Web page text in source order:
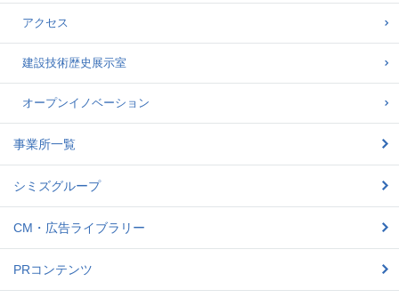
アクセス
建設技術歴史展示室
オープンイノベーション
事業所一覧
シミズグループ
CM・広告ライブラリー
PRコンテンツ